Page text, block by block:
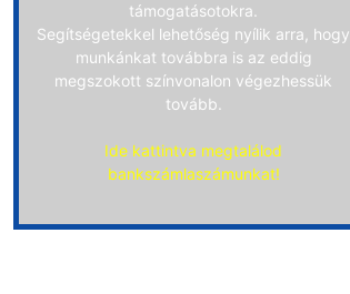
támogatásotokra.
Segítségetekkel lehetőség nyílik arra, hogy
munkánkat továbbra is az eddig
megszokott színvonalon végezhessük
tovább.
Ide kattintva megtalálod
bankszámlaszámunkat!